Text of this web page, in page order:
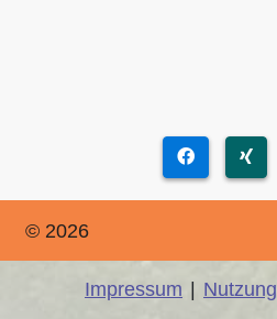
© 2026
Impressum Nutzung